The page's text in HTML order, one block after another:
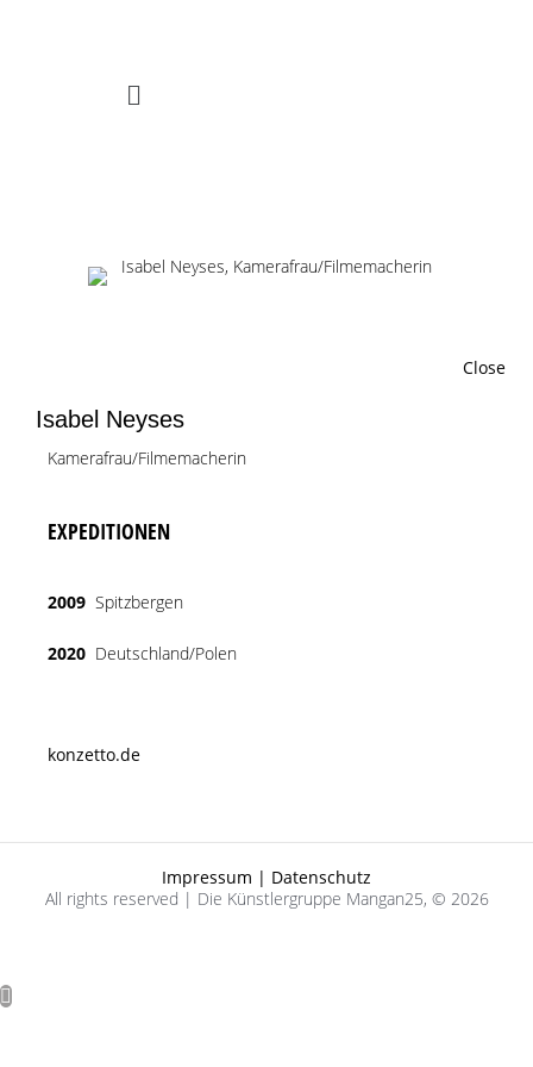
Menü
Close
Isabel Neyses
Kamerafrau/Filmemacherin
EXPEDITIONEN
2009 Spitzbergen
2020 Deutschland/Polen
konzetto.de
Impressum | Datenschutz
All rights reserved | Die Künstlergruppe Mangan25, © 2026